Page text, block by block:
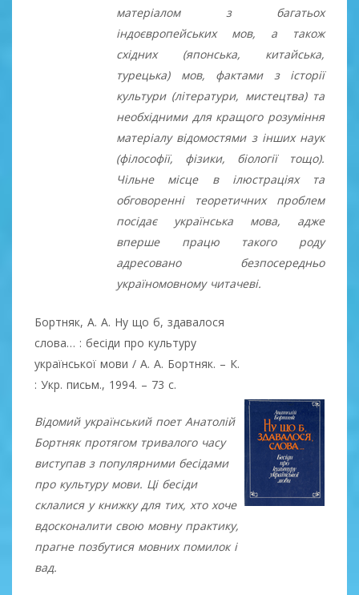
матеріалом з багатьох
індоєвропейських мов, а також
східних (японська, китайська,
турецька) мов, фактами з історії
культури (літератури, мистецтва) та
необхідними для кращого розуміння
матеріалу відомостями з інших наук
(філософії, фізики, біології тощо).
Чільне місце в ілюстраціях та
обговоренні теоретичних проблем
посідає українська мова, адже
вперше працю такого роду
адресовано безпосередньо
україномовному читачеві.
Бортняк, А. А. Ну що б, здавалося
слова… : бесіди про культуру
української мови / А. А. Бортняк. – К.
: Укр. письм., 1994. – 73 с.
Відомий український поет Анатолій
Бортняк протягом тривалого часу
виступав з популярними бесідами
про культуру мови. Ці бесіди
склалися у книжку для тих, хто хоче
вдосконалити свою мовну практику,
прагне позбутися мовних помилок і
вад.